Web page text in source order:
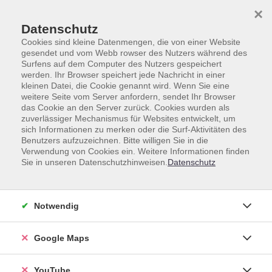
Text mit Teaser
Lorem ipsum dolor sit amet,
consectetur adipiscing elit.
Mauris id ipsum ut felis porttitor euismod. Morbi non
venenatis augue. Vivamus euismod vehicula arcu. Morbi et
sem nisl. Praesent non quam non massa aliquet ultricies
gravida vel nisl
Proin quis nibh venenatis, finibus sapien id, fringilla dolor.
Aenean euismod arcu nec enim feugiat maximus. Aenean
mollis eros eget elementum vulputate. Mauris fringilla
magna quis condimentum mattis. Proin quis lacus non elit
mollis viverra sed vel orci.
Datenschutz
Cookies sind kleine Datenmengen, die von einer Website
gesendet und vom Webb rowser des Nutzers während des
Surfens auf dem Computer des Nutzers gespeichert
werden. Ihr Browser speichert jede Nachricht in einer
kleinen Datei, die Cookie genannt wird. Wenn Sie eine
weitere Seite vom Server anfordern, sendet Ihr Browser
das Cookie an den Server zurück. Cookies wurden als
zuverlässiger Mechanismus für Websites entwickelt, um
sich Informationen zu merken oder die Surf-Aktivitäten des
Benutzers aufzuzeichnen. Bitte willigen Sie in die
Verwendung von Cookies ein. Weitere Informationen finden
Sie in unseren Datenschutzhinweisen. Datenschutz
×
Notwendig
Google Maps